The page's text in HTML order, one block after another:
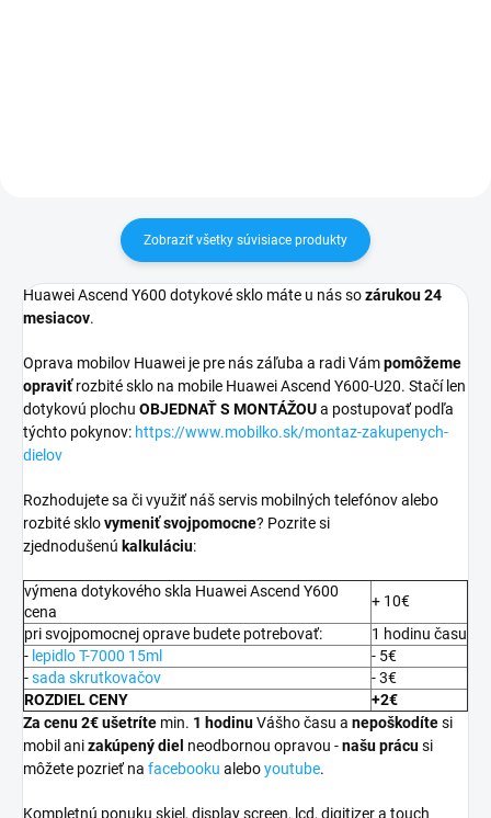
Zobraziť všetky súvisiace produkty
Huawei Ascend Y600 dotykové sklo máte u nás sozárukou 24
mesiacov.
Oprava mobilov Huawei je pre nás záľuba a radi Vámpomôžeme
opraviť rozbité sklo na mobile Huawei Ascend Y600-U20. Stačí len
dotykovú plochu OBJEDNAŤ S MONTÁŽOUa postupovať podľa
týchto pokynov: https://www.mobilko.sk/montaz-zakupenych-
dielov
Rozhodujete sa či využiť náš servis mobilných telefónov alebo
rozbité sklovymeniť svojpomocne? Pozrite si
zjednodušenú kalkuláciu:
výmena dotykového skla Huawei Ascend Y600
cena
+ 10€
pri svojpomocnej oprave budete potrebovať:
1 hodinu času
- lepidlo T-7000 15ml
- 5€
-sada skrutkovačov
- 3€
ROZDIEL CENY
+2€
Za cenu 2€ ušetríte min. 1 hodinuVášho času a nepoškodítesi
mobil anizakúpený diel neodbornou opravou -našu prácusi
môžete pozrieť na facebooku aleboyoutube.
Kompletnú ponuku skiel, display screen, lcd, digitizer a touch